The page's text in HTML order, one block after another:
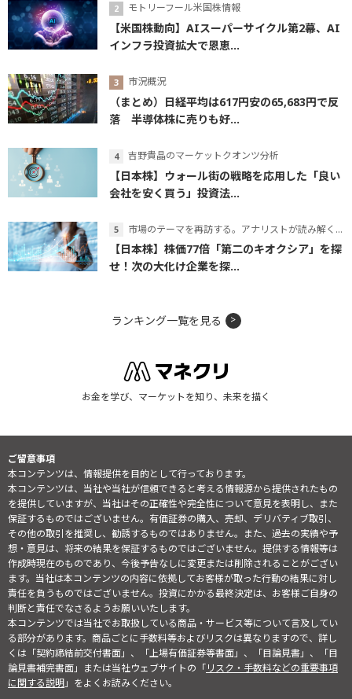
モトリーフール米国株情報
【米国株動向】AIスーパーサイクル第2幕、AI
インフラ投資拡大で恩恵...
市況概況
（まとめ）日経平均は617円安の65,683円で反
落 半導体株に売りも好...
吉野貴晶のマーケットクオンツ分析
【日本株】ウォール街の戦略を応用した「良い
会社を安く買う」投資法...
市場のテーマを再訪する。アナリストが読み解くテーマの本質
【日本株】株価77倍「第二のキオクシア」を探
せ！次の大化け企業を探...
ランキング一覧を見る
お金を学び、マーケットを知り、未来を描く
ご留意事項
本コンテンツは、情報提供を目的として行っております。
本コンテンツは、当社や当社が信頼できると考える情報源から提供されたもの
を提供していますが、当社はその正確性や完全性について意見を表明し、また
保証するものではございません。有価証券の購入、売却、デリバティブ取引、
その他の取引を推奨し、勧誘するものではありません。また、過去の実績や予
想・意見は、将来の結果を保証するものではございません。提供する情報等は
作成時現在のものであり、今後予告なしに変更または削除されることがござい
ます。当社は本コンテンツの内容に依拠してお客様が取った行動の結果に対し
責任を負うものではございません。投資にかかる最終決定は、お客様ご自身の
判断と責任でなさるようお願いいたします。
本コンテンツでは当社でお取扱している商品・サービス等について言及してい
る部分があります。商品ごとに手数料等およびリスクは異なりますので、詳し
くは「契約締結前交付書面」、「上場有価証券等書面」、「目論見書」、「目
論見書補完書面」または当社ウェブサイトの「リスク・手数料などの重要事項
に関する説明」をよくお読みください。